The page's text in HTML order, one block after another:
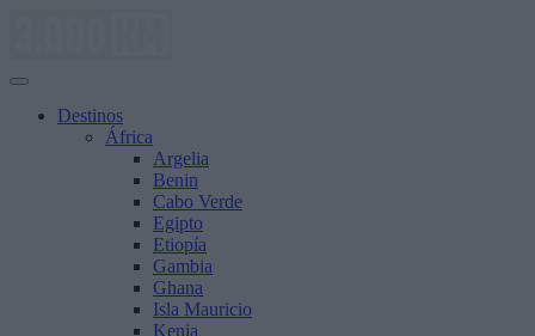
Destinos
África
Argelia
Benin
Cabo Verde
Egipto
Etiopía
Gambia
Ghana
Isla Mauricio
Kenia